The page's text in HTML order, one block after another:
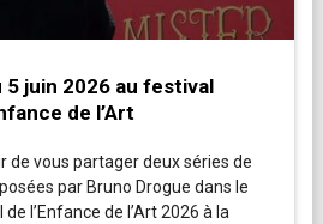
5 juin 2026 au festival
de l’Art
de vous partager deux séries de
par Bruno Drogue dans le
l’Enfance de l’Art 2026 à la